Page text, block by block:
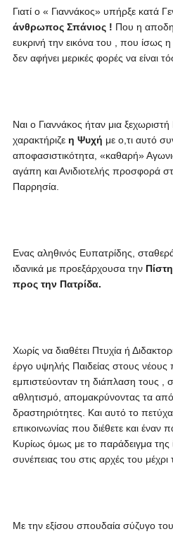
Γιατί ο « Γιαννάκος» υπήρξε κατά
άνθρωπος Σπάνιος ! Που η
ευκρινή την εικόνα του , που ίσως η
δεν αφήνει μερικές φορές να είναι
Ναι ο Γιαννάκος ήταν μια
χαρακτήριζε η Ψυχή με ο,τι αυτό
αποφασιστικότητα, «καθαρή»
αγάπη και Ανιδιοτελής προσφορά
Παρρησία.
Ενας αληθινός Ευπατρίδης,
ιδανικά με προεξάρχουσα την
προς την Πατρίδα.
Χωρίς να διαθέτει Πτυχία ή
έργο υψηλής Παιδείας στους νέους
εμπιστεύονταν τη διάπλαση τους ,
αθλητισμό, απομακρύνοντας τα
δραστηριότητες. Και αυτό το
επικοινωνίας που διέθετε και έναν
Κυρίως όμως με το παράδειγμα της
συνέπειας του στις αρχές του μέχρι
Με την εξίσου σπουδαία σύζυγο